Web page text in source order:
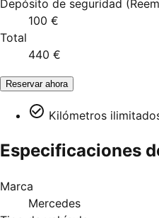
Depósito de seguridad (
100 €
Total
440 €
Reservar ahora
Kilómetros
Especificaciones
Marca
Mercedes